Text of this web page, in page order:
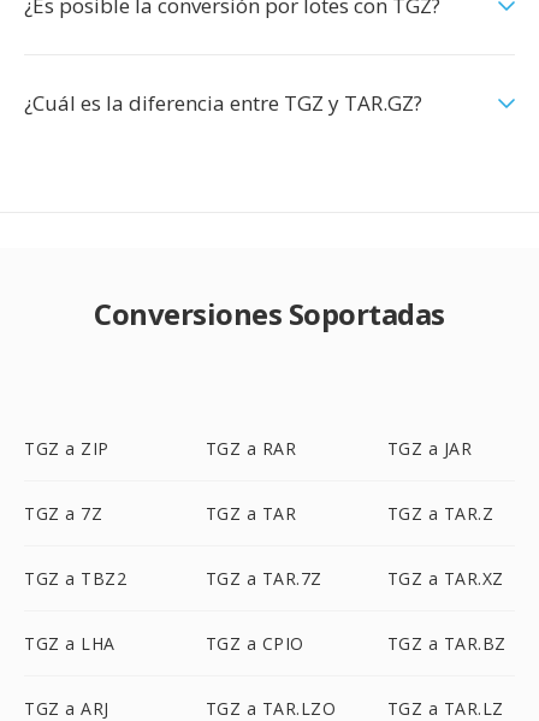
¿Cuál es la diferencia entre TGZ y TAR.GZ?
Conversiones Soportadas
TGZ a ZIP TGZ a RAR TGZ a JAR
TGZ a 7Z TGZ a TAR TGZ a TAR.Z
TGZ a TBZ2 TGZ a TAR.7Z TGZ a TAR.XZ
TGZ a LHA TGZ a CPIO TGZ a TAR.BZ
TGZ a ARJ TGZ a TAR.LZO TGZ a TAR.LZ